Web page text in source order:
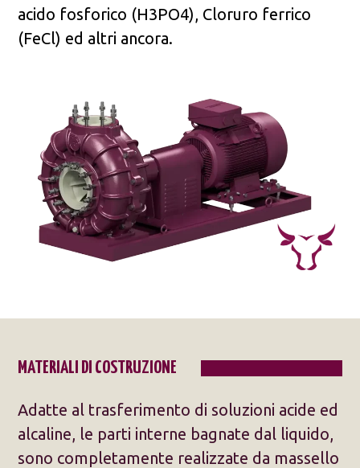
acido fosforico (H3PO4), Cloruro ferrico
(FeCl) ed altri ancora.
MATERIALI DI COSTRUZIONE
Adatte al trasferimento di soluzioni acide ed
alcaline, le parti interne bagnate dal liquido,
sono completamente realizzate da massello